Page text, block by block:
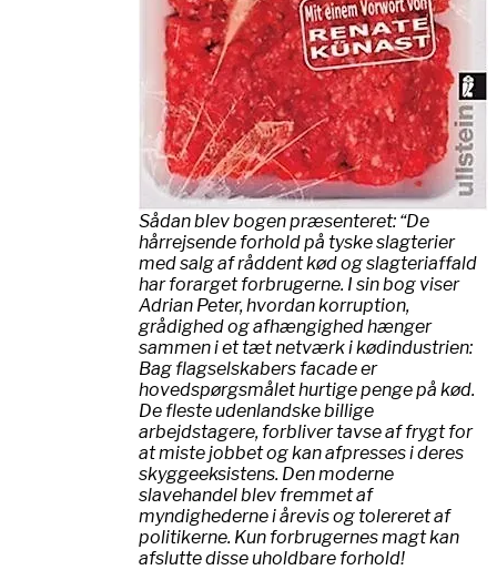
Sådan blev bogen præsenteret: “De
hårrejsende forhold på tyske slagterier
med salg af råddent kød og slagteriaffald
har forarget forbrugerne. I sin bog viser
Adrian Peter, hvordan korruption,
grådighed og afhængighed hænger
sammen i et tæt netværk i kødindustrien:
Bag flagselskabers facade er
hovedspørgsmålet hurtige penge på kød.
De fleste udenlandske billige
arbejdstagere, forbliver tavse af frygt for
at miste jobbet og kan afpresses i deres
skyggeeksistens. Den moderne
slavehandel blev fremmet af
myndighederne i årevis og tolereret af
politikerne. Kun forbrugernes magt kan
afslutte disse uholdbare forhold!